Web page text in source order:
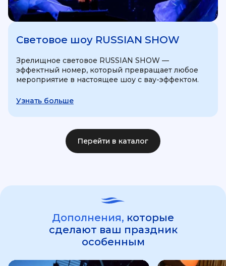
Световое шоу RUSSIAN SHOW
Зрелищное световое RUSSIAN SHOW —
эффектный номер, который превращает любое
мероприятие в настоящее шоу с вау-эффектом.
Узнать больше
Перейти в каталог
Дополнения, которые
сделают ваш праздник
особенным